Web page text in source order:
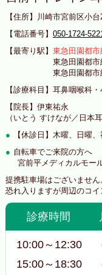
【住所】川崎市宮前区小
【電話番号】 050-1724-
【最寄り駅】 東急田園都
東急田園都市線鷺
東急田園都市線宮
【診療科目】耳鼻咽喉科
【院長】伊東祐永
（いとう すけなが／日本
【休診日】木曜、日曜、
自転車でご来院の方へ
宮前平メディカルモー
提携駐車場はございません
恐れ入りますが周辺のコ
診療時間
10:00～12:30
15:00～18:30